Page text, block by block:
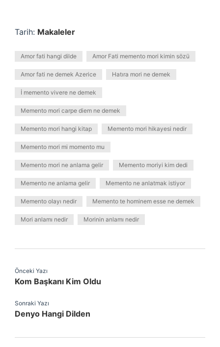
Tarih: Makaleler
Amor fati hangi dilde Amor Fati memento mori kimin sözü
Amor fati ne demek Azerice Hatıra mori ne demek
İ memento vivere ne demek
Memento mori carpe diem ne demek
Memento mori hangi kitap Memento mori hikayesi nedir
Memento mori mi momento mu
Memento mori ne anlama gelir Memento moriyi kim dedi
Memento ne anlama gelir Memento ne anlatmak istiyor
Memento olayı nedir Memento te hominem esse ne demek
Mori anlamı nedir Morinin anlamı nedir
Önceki Yazı
Kom Başkanı Kim Oldu
Sonraki Yazı
Denyo Hangi Dilden